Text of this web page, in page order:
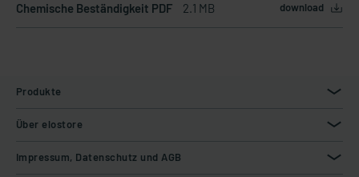
Chemische Beständigkeit PDF 2.1 MB download
Produkte
Über elostore
Impressum, Datenschutz und AGB